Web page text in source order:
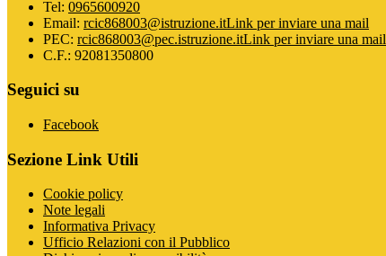
Tel: 0965600920
Email: rcic868003@istruzione.itLink per inviare una mail
PEC: rcic868003@pec.istruzione.itLink per inviare una mail
C.F.: 92081350800
Seguici su
Facebook
Sezione Link Utili
Cookie policy
Note legali
Informativa Privacy
Ufficio Relazioni con il Pubblico